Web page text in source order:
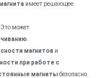
имеет решающее
Это может
магнитов и
при работе с
магниты безопасно.